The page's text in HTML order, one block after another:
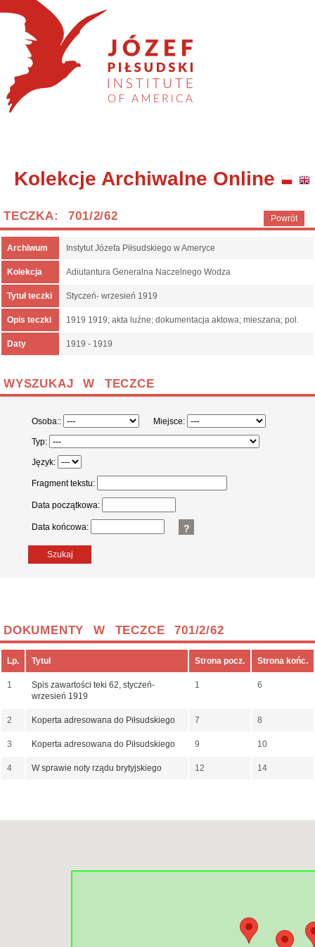
Kolekcje Archiwalne Online
Powrót
TECZKA: 701/2/62
Archiwum Instytut Józefa Piłsudskiego w Ameryce
Kolekcja Adiutantura Generalna Naczelnego Wodza
Tytuł teczki Styczeń- wrzesień 1919
Opis teczki 1919 1919; akta luźne; dokumentacja aktowa; mieszana; pol.
Daty 1919 - 1919
WYSZUKAJ W TECZCE
Osoba:: Miejsce:
Typ:
Język:
Fragment tekstu:
Data początkowa:
Data końcowa: ?
Szukaj
DOKUMENTY W TECZCE 701/2/62
Lp. Tytuł Strona pocz. Strona końc.
1
Spis zawartości teki 62, styczeń-
wrzesień 1919
1 6
2 Koperta adresowana do Piłsudskiego 7 8
3 Koperta adresowana do Piłsudskiego 9 10
4 W sprawie noty rządu brytyjskiego 12 14